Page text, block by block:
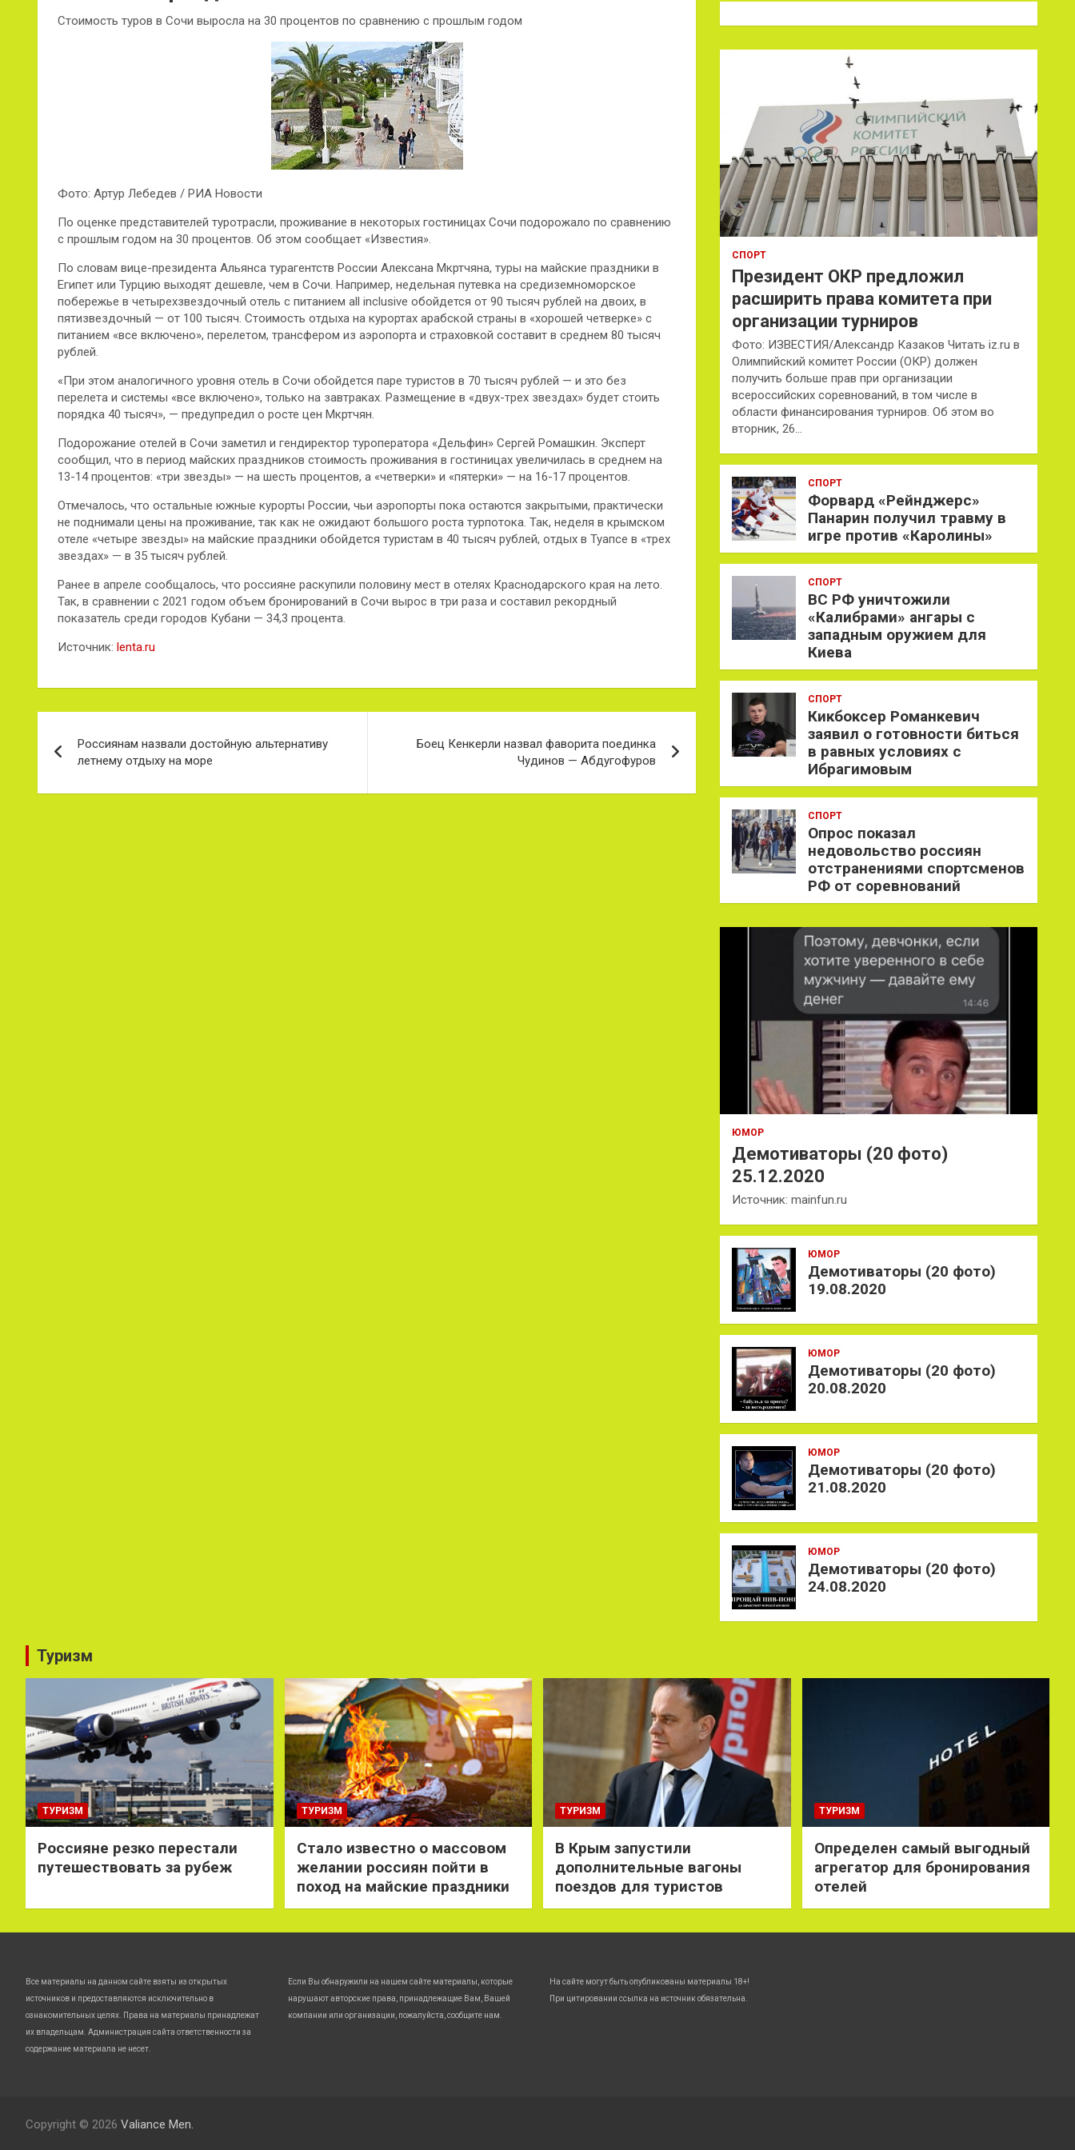
Стоимость туров в Сочи выросла на 30 процентов по сравнению с прошлым годом
Фото: Артур Лебедев / РИА Новости
По оценке представителей туротрасли, проживание в некоторых гостиницах Сочи подорожало по сравнению
с прошлым годом на 30 процентов. Об этом сообщает «Известия».
По словам вице-президента Альянса турагентств России Алексана Мкртчяна, туры на майские праздники в
Египет или Турцию выходят дешевле, чем в Сочи. Например, недельная путевка на средиземноморское
побережье в четырехзвездочный отель с питанием all inclusive обойдется от 90 тысяч рублей на двоих, в
пятизвездочный — от 100 тысяч. Стоимость отдыха на курортах арабской страны в «хорошей четверке» с
питанием «все включено», перелетом, трансфером из аэропорта и страховкой составит в среднем 80 тысяч
рублей.
«При этом аналогичного уровня отель в Сочи обойдется паре туристов в 70 тысяч рублей — и это без
перелета и системы «все включено», только на завтраках. Размещение в «двух-трех звездах» будет стоить
порядка 40 тысяч», — предупредил о росте цен Мкртчян.
Подорожание отелей в Сочи заметил и гендиректор туроператора «Дельфин» Сергей Ромашкин. Эксперт
сообщил, что в период майских праздников стоимость проживания в гостиницах увеличилась в среднем на
13-14 процентов: «три звезды» — на шесть процентов, а «четверки» и «пятерки» — на 16-17 процентов.
Отмечалось, что остальные южные курорты России, чьи аэропорты пока остаются закрытыми, практически
не поднимали цены на проживание, так как не ожидают большого роста турпотока. Так, неделя в крымском
отеле «четыре звезды» на майские праздники обойдется туристам в 40 тысяч рублей, отдых в Туапсе в «трех
звездах» — в 35 тысяч рублей.
Ранее в апреле сообщалось, что россияне раскупили половину мест в отелях Краснодарского края на лето.
Так, в сравнении с 2021 годом объем бронирований в Сочи вырос в три раза и составил рекордный
показатель среди городов Кубани — 34,3 процента.
Источник: lenta.ru
по
записям
Россиянам назвали достойную альтернативу
летнему отдыху на море
Боец Кенкерли назвал фаворита поединка
Чудинов — Абдугофуров
к
СПОРТ
Президент ОКР предложил
расширить права комитета при
организации турниров
Фото: ИЗВЕСТИЯ/Александр Казаков Читать iz.ru в
Олимпийский комитет России (ОКР) должен
получить больше прав при организации
всероссийских соревнований, в том числе в
области финансирования турниров. Об этом во
вторник, 26…
СПОРТ
Форвард «Рейнджерс»
Панарин получил травму в
игре против «Каролины»
СПОРТ
ВС РФ уничтожили
«Калибрами» ангары с
западным оружием для
Киева
СПОРТ
Кикбоксер Романкевич
заявил о готовности биться
в равных условиях с
Ибрагимовым
СПОРТ
Опрос показал
недовольство россиян
отстранениями спортсменов
РФ от соревнований
ЮМОР
Демотиваторы (20 фото)
25.12.2020
Источник: mainfun.ru
ЮМОР
Демотиваторы (20 фото)
19.08.2020
ЮМОР
Демотиваторы (20 фото)
20.08.2020
ЮМОР
Демотиваторы (20 фото)
21.08.2020
ЮМОР
Демотиваторы (20 фото)
24.08.2020
Туризм
ТУРИЗМ
Россияне резко перестали
путешествовать за рубеж
ТУРИЗМ
Стало известно о массовом
желании россиян пойти в
поход на майские праздники
ТУРИЗМ
В Крым запустили
дополнительные вагоны
поездов для туристов
ТУРИЗМ
Определен самый выгодный
агрегатор для бронирования
отелей
Все материалы на данном сайте взяты из открытых
источников и предоставляются исключительно в
ознакомительных целях. Права на материалы принадлежат
их владельцам. Администрация сайта ответственности за
содержание материала не несет.
Если Вы обнаружили на нашем сайте материалы, которые
нарушают авторские права, принадлежащие Вам, Вашей
компании или организации, пожалуйста, сообщите нам.
На сайте могут быть опубликованы материалы 18+!
При цитировании ссылка на источник обязательна.
Copyright © 2026 Valiance Men.